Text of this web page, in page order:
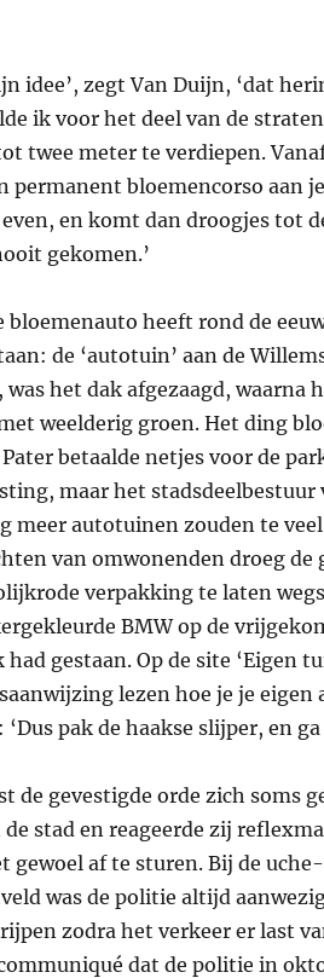
idee’, zegt Van Duijn, ‘dat
ik voor het deel van de
twee meter te verdiepen.
permanent bloemencorso aan
en komt dan droogjes tot
gekomen.’
bloemenauto heeft rond de
de ‘autotuin’ aan de
het dak afgezaagd, waarna
weelderig groen. Het ding
betaalde netjes voor de
maar het stadsdeelbestuur
meer autotuinen zouden te
van omwonenden droeg de
verpakking te laten
BMWop de
gestaan. Op de site ‘Eigen
lezen hoe je je eigen
pak de haakse slijper, en ga
de gevestigde orde zich soms
stad en reageerde zij
gewoel af te sturen. Bij de
was de politie altijd
zodra het verkeer er last
dat de politie in